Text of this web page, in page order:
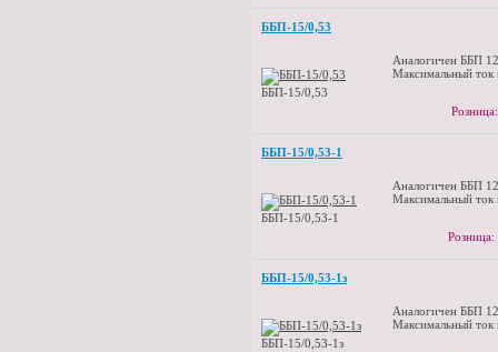
ББП-15/0,53
ББП-15/0,53
Аналогичен ББП
Максимальный ток
ББП-15/0,53-1
ББП-15/0,53-1
Аналогичен ББП
Максимальный ток
ББП-15/0,53-1з
ББП-15/0,53-1з
Аналогичен ББП
Максимальный ток